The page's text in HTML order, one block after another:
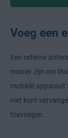
Voeg een
Een externe
manier zijn om
mobiele apparaat
niet kunt
toevoegen.